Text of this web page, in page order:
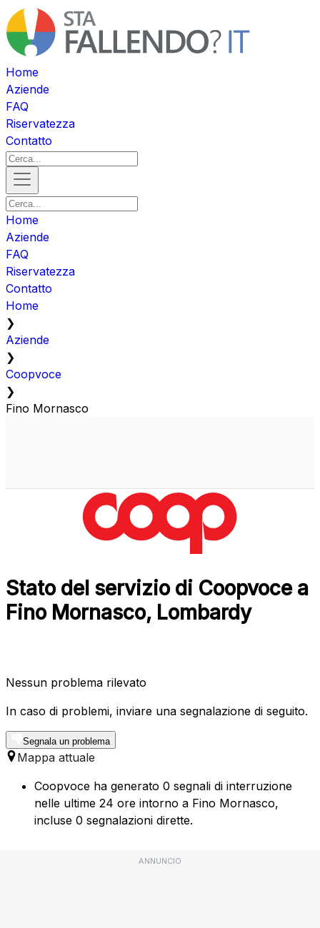
Home
Aziende
FAQ
Riservatezza
Contatto
Home
Aziende
FAQ
Riservatezza
Contatto
Home
❯
Aziende
❯
Coopvoce
❯
Fino Mornasco
Stato del servizio di Coopvoce a
Fino Mornasco, Lombardy
Nessun problema rilevato
In caso di problemi, inviare una segnalazione di seguito.
Segnala un problema
Mappa attuale
Coopvoce ha generato 0 segnali di interruzione
nelle ultime 24 ore intorno a Fino Mornasco,
incluse 0 segnalazioni dirette.
ANNUNCIO